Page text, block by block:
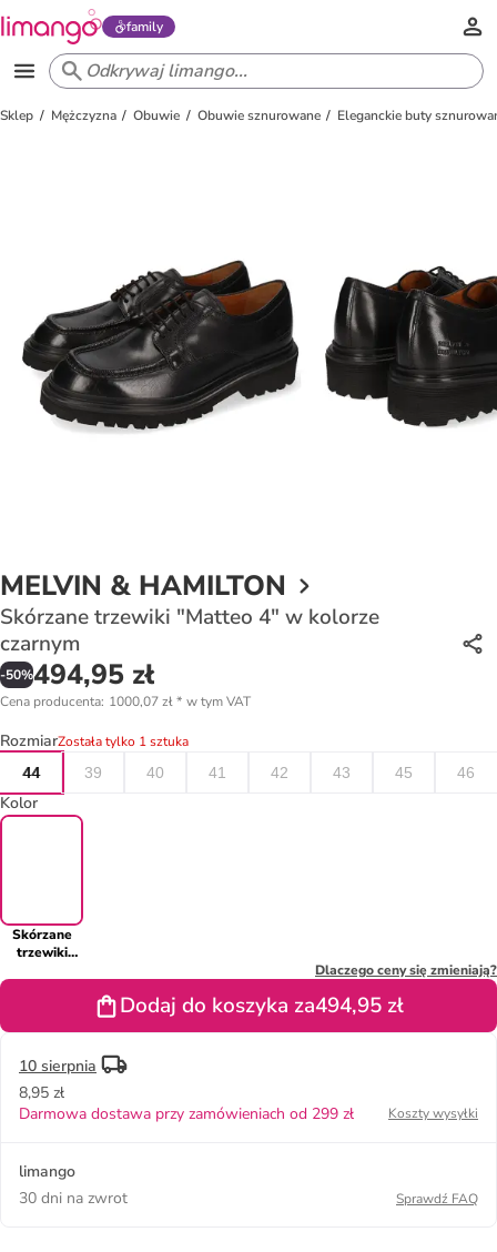
family
Sklep Mężczyzna Obuwie Obuwie sznurowane Eleganckie buty
MELVIN & HAMILTON
Skórzane trzewiki "Matteo 4" w kolorze
czarnym
-50%494,95 zł
Cena producenta: 1000,07 zł* w tym VAT
RozmiarZostała tylko 1 sztuka
44
39 40 41 42 43 45 46
Kolor
Skórzane
trzewiki
Dlaczego ceny się zmieniają?
Dodaj do koszyka za494,95 zł
10 sierpnia
8,95 zł
Darmowa dostawa przy zamówieniach od 299 zł
Koszty wysyłki
limango
30 dni na zwrot
Sprawdź FAQ